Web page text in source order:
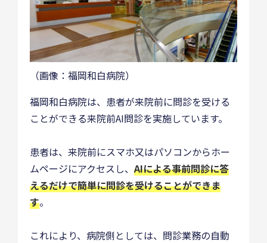
（画像：福岡和白病院）
福岡和白病院は、患者が来院前に問診を受ける
ことができる来院前AI問診を実施しています。
患者は、来院前にスマホ又はパソコンからホー
ムページにアクセスし、 AIによる事前問診に答
えるだけで簡単に問診を受けることができま
す。
これにより、病院側としては、問診業務の自動